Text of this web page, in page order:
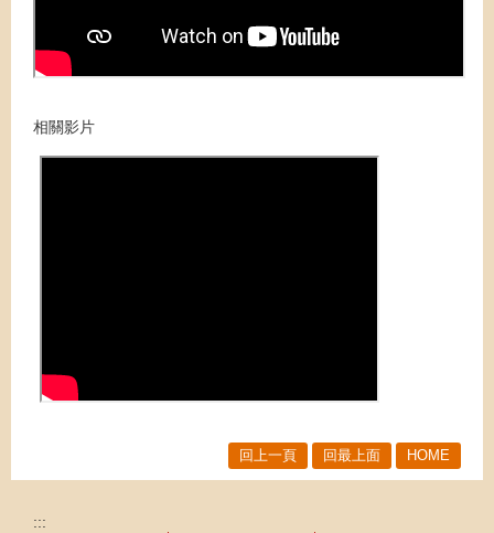
相關影片
回上一頁 回最上面 HOME
:::